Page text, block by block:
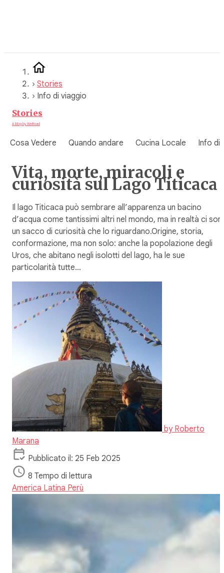
› Stories
› Info di viaggio
Stories
A blog by WeRoad
Cosa Vedere Quando andare Cucina Locale Info di
Vita, morte, miracoli e
curiosità sul Lago Titicaca
Il lago Titicaca può sembrare all’apparenza un bacino
d’acqua come tantissimi altri nel mondo, ma in realtà ci
un sacco di curiosità che lo riguardano.Origine, storia,
conformazione, ma non solo: anche la popolazione degli
Uros, che abitano negli isolotti del lago, ha le sue
particolarità tutte…
by Roberto
Marana
Pubblicato il: 25 Feb 2025
8 Tempo di lettura
America Latina Perù